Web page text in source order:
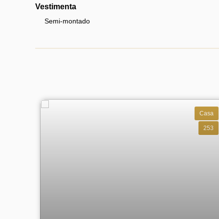
Vestimenta
Semi-montado
Casa
253